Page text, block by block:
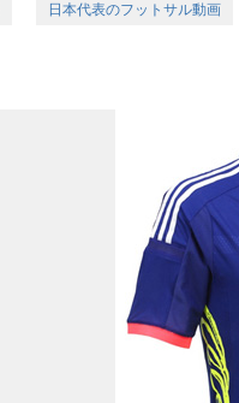
日本代表のフットサル動画